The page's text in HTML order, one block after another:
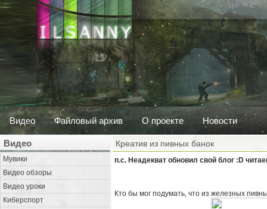
Видео Файловый архив О проекте Новости
Видео
Мувики
Видео обзоры
Видео уроки
Киберспорт
Креатив из пивных банок
п.с. Неадекват обновил свой блог :D
Кто бы мог подумать, что из железных